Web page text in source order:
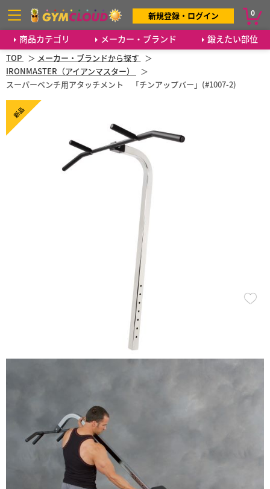
商品カテゴリ メーカー・ブランド 鍛えたい部位
新規登録・ログイン 0
TOP
メーカー・ブランドから探す
IRONMASTER（アイアンマスター）
スーパーベンチ用アタッチメント 「チンアップバー」(#1007-2)
新品